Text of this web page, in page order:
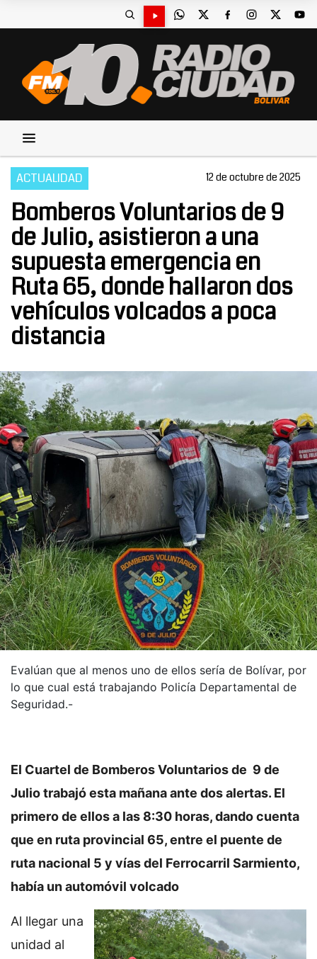
ACTUALIDAD 12 de octubre de 2025
Bomberos Voluntarios de 9
de Julio, asistieron a una
supuesta emergencia en
Ruta 65, donde hallaron dos
vehículos volcados a poca
distancia
Evalúan que al menos uno de ellos sería de Bolívar, por
lo que cual está trabajando Policía Departamental de
Seguridad.-
El Cuartel de Bomberos Voluntarios de 9 de
Julio trabajó esta mañana ante dos alertas. El
primero de ellos a las 8:30 horas, dando cuenta
que en ruta provincial 65, entre el puente de
ruta nacional 5 y vías del Ferrocarril Sarmiento,
había un automóvil volcado
Al llegar una
unidad al